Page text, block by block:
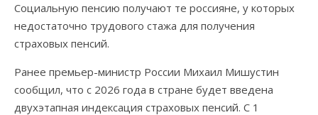
Социальную пенсию получают те россияне, у которых
недостаточно трудового стажа для получения
страховых пенсий.
Ранее премьер-министр России Михаил Мишустин
сообщил, что с 2026 года в стране будет введена
двухэтапная индексация страховых пенсий. С 1